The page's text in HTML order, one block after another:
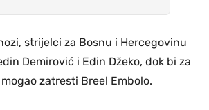
strijelci za Bosnu i Hercegovinu
Demirović i Edin Džeko, dok bi za
zatresti Breel Embolo.